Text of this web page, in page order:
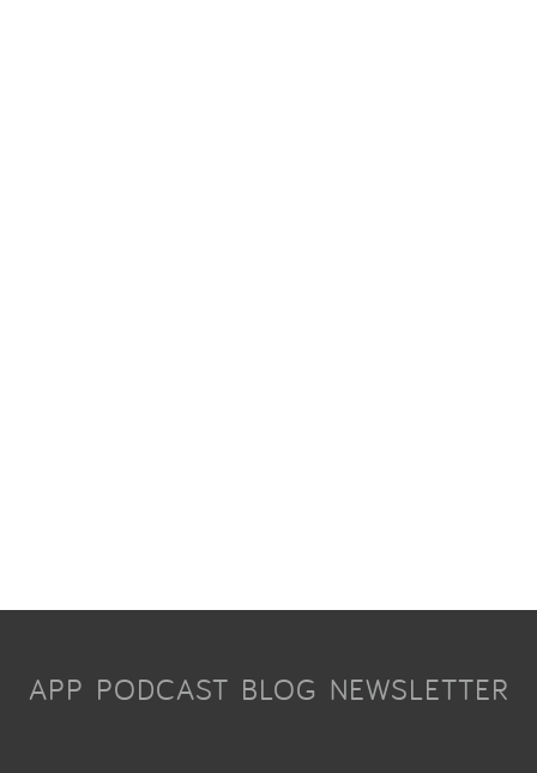
APP PODCAST BLOG NEWSLETTER